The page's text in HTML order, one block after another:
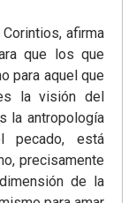
afirma
que los que
para aquel que
la visión del
la antropología
pecado, está
precisamente
de la